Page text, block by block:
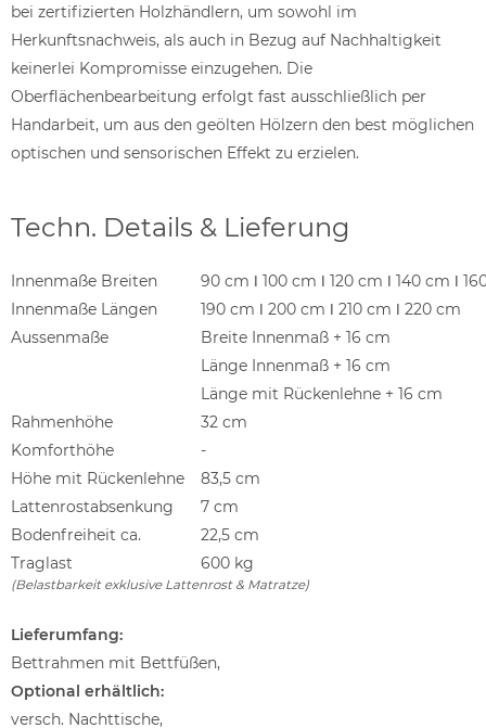
bei zertifizierten Holzhändlern, um sowohl im
Herkunftsnachweis, als auch in Bezug auf Nachhaltigkeit
keinerlei Kompromisse einzugehen. Die
Oberflächenbearbeitung erfolgt fast ausschließlich per
Handarbeit, um aus den geölten Hölzern den best möglichen
optischen und sensorischen Effekt zu erzielen.
Techn. Details & Lieferung
Innenmaße Breiten
90 cm ǀ 100 cm ǀ 120 cm ǀ 140 cm ǀ
Innenmaße Längen
190 cm ǀ 200 cm ǀ 210 cm ǀ 220 cm
Aussenmaße
Breite Innenmaß + 16 cm
Länge Innenmaß + 16 cm
Länge mit Rückenlehne + 16 cm
Rahmenhöhe
32 cm
Komforthöhe
-
Höhe mit Rückenlehne
83,5 cm
Lattenrostabsenkung
7 cm
Bodenfreiheit ca.
22,5 cm
Traglast
600 kg
(Belastbarkeit exklusive Lattenrost & Matratze)
Lieferumfang:
Bettrahmen mit Bettfüßen,
Optional erhältlich:
versch. Nachttische,